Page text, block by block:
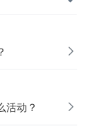
活动？